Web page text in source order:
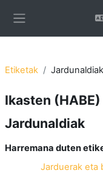
Joan eduki nagusira
Etiketak Jardunaldiak
Ikasten (HABE)
Jardunaldiak
Harremana duten
Jarduerak eta